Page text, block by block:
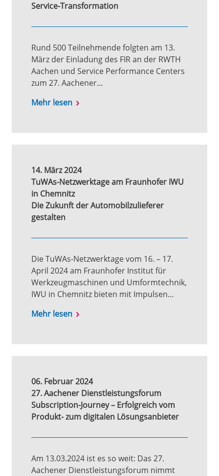
Service-Transformation
Rund 500 Teilnehmende folgten am 13.
März der Einladung des FIR an der RWTH
Aachen und Service Performance Centers
zum 27. Aachener…
Mehr lesen
14. März 2024
TuWAs-Netzwerktage am Fraunhofer IWU
in Chemnitz
Die Zukunft der Automobilzulieferer
gestalten
Die TuWAs-Netzwerktage vom 16. – 17.
April 2024 am Fraunhofer Institut für
Werkzeugmaschinen und Umformtechnik,
IWU in Chemnitz bieten mit Impulsen…
Mehr lesen
06. Februar 2024
27. Aachener Dienstleistungsforum
Subscription-Journey – Erfolgreich vom
Produkt- zum digitalen Lösungsanbieter
Am 13.03.2024 ist es so weit: Das 27.
Aachener Dienstleistungsforum nimmt